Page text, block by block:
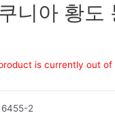
니아 황도
is currently out of
6455-2